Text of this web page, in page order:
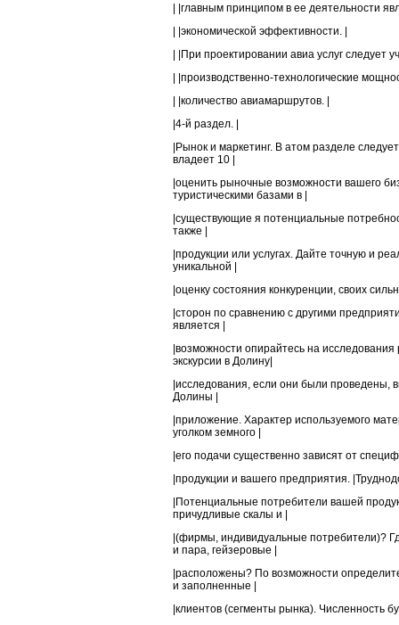
| |главным принципом в ее деятельности
| |экономической эффективности. |
| |При проектировании авиа услуг следует
| |производственно-технологические
| |количество авиамаршрутов. |
|4-й раздел. |
|Рынок и маркетинг. В атом разделе
владеет 10 |
|оценить рыночные возможности вашего
туристическими базами в |
|существующие я потенциальные
также |
|продукции или услугах. Дайте точную и
уникальной |
|оценку состояния конкуренции, своих
|сторон по сравнению с другими
является |
|возможности опирайтесь на
экскурсии в Долину|
|исследования, если они были проведены,
Долины |
|приложение. Характер используемого
уголком земного |
|его подачи существенно зависят от
|продукции и вашего предприятия.
|Потенциальные потребители вашей
причудливые скалы и |
|(фирмы, индивидуальные потребители)?
и пара, гейзеровые |
|расположены? По возможности
и заполненные |
|клиентов (сегменты рынка). Численность